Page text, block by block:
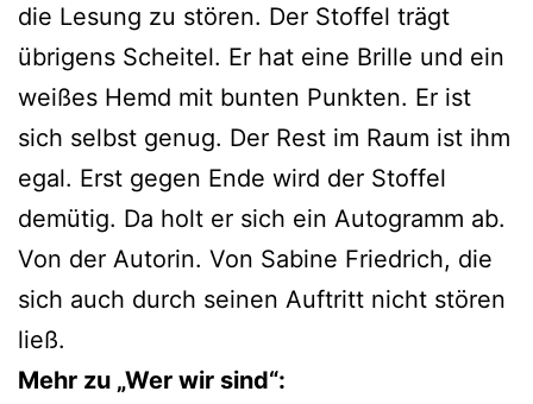
die Lesung zu stören. Der Stoffel trägt
übrigens Scheitel. Er hat eine Brille und ein
weißes Hemd mit bunten Punkten. Er ist
sich selbst genug. Der Rest im Raum ist ihm
egal. Erst gegen Ende wird der Stoffel
demütig. Da holt er sich ein Autogramm ab.
Von der Autorin. Von Sabine Friedrich, die
sich auch durch seinen Auftritt nicht stören
ließ.
Mehr zu „Wer wir sind“: